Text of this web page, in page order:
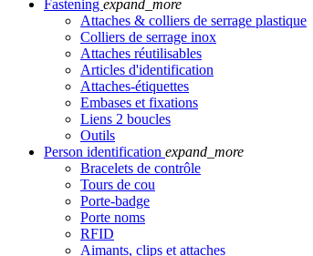
Fastening expand_more
Attaches & colliers de serrage plastique
Colliers de serrage inox
Attaches réutilisables
Articles d'identification
Attaches-étiquettes
Embases et fixations
Liens 2 boucles
Outils
Person identification expand_more
Bracelets de contrôle
Tours de cou
Porte-badge
Porte noms
RFID
Aimants, clips et attaches